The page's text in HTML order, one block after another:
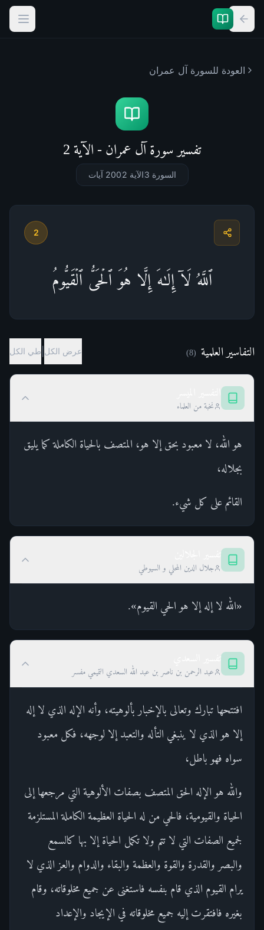
العودة للسورة آل عمران
تفسير سورة آل عمران - الآية 2
السورة 3 الآية 2 200 آيات
2
ٱللَّهُ لَاۤ إِلَـٰهَ إِلَّا هُوَ ٱلۡحَیُّ ٱلۡقَیُّومُ
التفاسير العلمية (
8
) عرض الكل طي الكل
نخبة من العلماء
هو الله، لا معبود بحق إلا هو، المتصف بالحياة الكاملة كما يليق
بجلاله،
القائم على كل شيء.
جلال الدين المحلي و السيوطي
«الله لا إله إلا هو الحي القيوم».
عبد الرحمن بن ناصر بن عبد الله السعدي التميمي مفسر
افتتحها تبارك وتعالى بالإخبار بألوهيته، وأنه الإله الذي لا إله
إلا هو الذي لا ينبغي التأله والتعبد إلا لوجهه، فكل معبود
سواه فهو باطل،
والله هو الإله الحق المتصف بصفات الألوهية التي مرجعها إلى
الحياة والقيومية، فالحي من له الحياة العظيمة الكاملة المستلزمة
لجميع الصفات التي لا تتم ولا تكمل الحياة إلا بها كالسمع
والبصر والقدرة والقوة والعظمة والبقاء والدوام والعز الذي لا
يرام القيوم الذي قام بنفسه فاستغنى عن جميع مخلوقاته، وقام
بغيره فافتقرت إليه جميع مخلوقاته في الإيجاد والإعداد